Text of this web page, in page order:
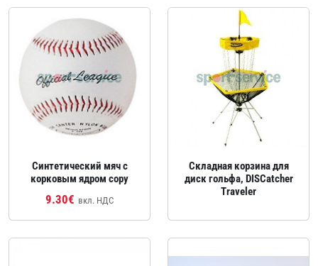
Синтетический мяч с
корковым ядром copy
9.30€ вкл. НДС
Складная корзина для
диск гольфа, DISCatcher
Traveler